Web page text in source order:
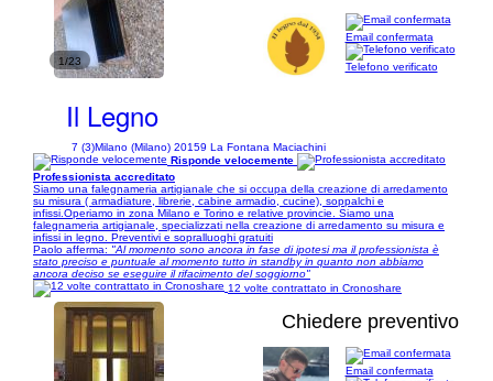
1/23
Il Legno
7 (3)Milano (Milano) 20159 La Fontana Maciachini
Email confermata
Telefono verificato
Risponde velocemente
Professionista accreditato
Siamo una falegnameria artigianale che si occupa della creazione di arredamento
su misura ( armadiature, librerie, cabine armadio, cucine), soppalchi e
infissi.Operiamo in zona Milano e Torino e relative provincie. Siamo una
falegnameria artigianale, specializzati nella creazione di arredamento su misura e
infissi in legno. Preventivi e sopralluoghi gratuiti
Paolo afferma: "Al momento sono ancora in fase di ipotesi ma il professionista è
stato preciso e puntuale al momento tutto in standby in quanto non abbiamo
ancora deciso se eseguire il rifacimento del soggiorno"
12 volte contrattato in Cronoshare
Chiedere preventivo
Email confermata